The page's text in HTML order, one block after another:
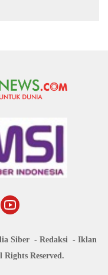
Siber Redaksi
Iklan
Reserved.